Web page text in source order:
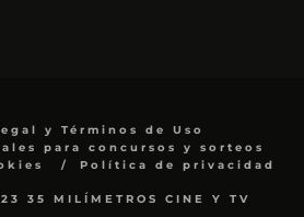
y Términos de Uso
para concursos y sorteos
Política de privacidad
35 MILÍMETROS CINE Y TV